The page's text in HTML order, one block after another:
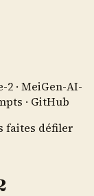
2 · MeiGen-AI-
· GitHub
faites défiler